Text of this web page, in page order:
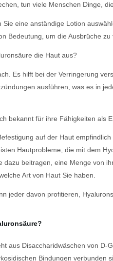
tun viele Menschen Dinge,
Sie eine anständige Lotion
Bedeutung, um die Ausbrüche zu
die Haut aus?
Es hilft bei der Verringerung
ausführen, was es in
bekannt für ihre Fähigkeiten als
auf der Haut
Hautprobleme, die mit dem
dazu beitragen, eine Menge von
Art von Haut Sie haben.
jeder davon profitieren,
aus Disaccharidwäschen von
Bindungen verbunden